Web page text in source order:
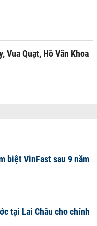
Vua Quạt, Hồ Văn Khoa
biệt VinFast sau 9 năm
tại Lai Châu cho chính